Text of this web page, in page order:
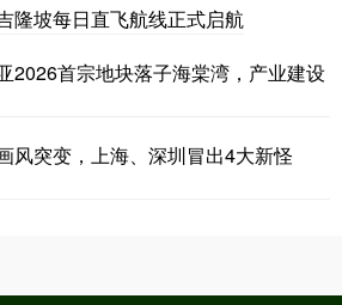
隆坡每日直飞航线正式启航
2026首宗地块落子海棠湾，产业建设
风突变，上海、深圳冒出4大新怪